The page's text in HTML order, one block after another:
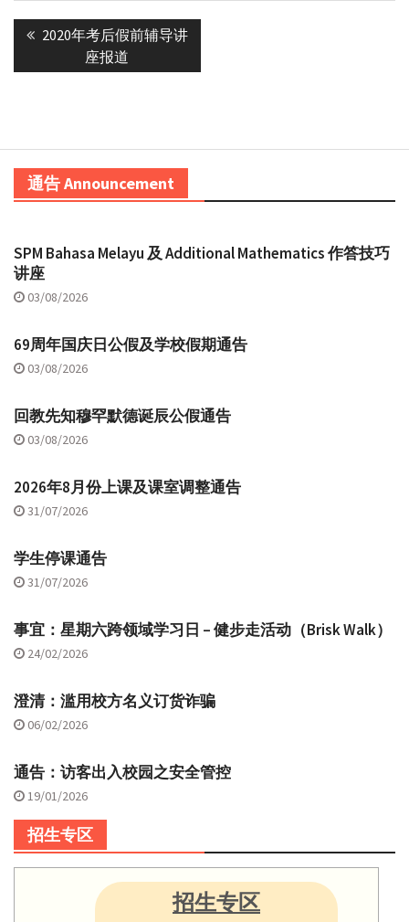
navigation
Previous
2020年考后假前辅导讲
座报道
通告 Announcement
SPM Bahasa Melayu 及 Additional Mathematics 作答技巧
讲座
03/08/2026
69周年国庆日公假及学校假期通告
03/08/2026
回教先知穆罕默德诞辰公假通告
03/08/2026
2026年8月份上课及课室调整通告
31/07/2026
学生停课通告
31/07/2026
事宜：星期六跨领域学习日 – 健步走活动（Brisk Walk）
24/02/2026
澄清：滥用校方名义订货诈骗
06/02/2026
通告：访客出入校园之安全管控
19/01/2026
招生专区
招生专区